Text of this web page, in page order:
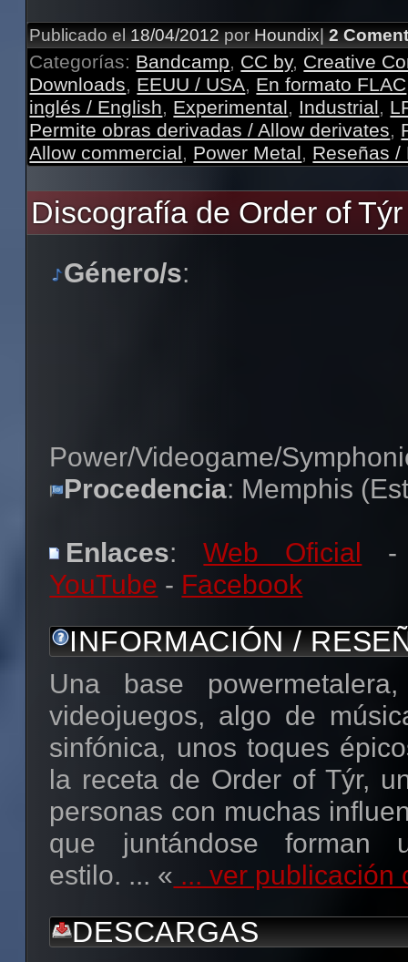
Publicado el 18/04/2012 por Houndix| 2
Categorías: Bandcamp, CC by, Creative
Downloads, EEUU / USA, En formato FLAC
inglés / English, Experimental, Industrial,
Permite obras derivadas / Allow derivates,
Allow commercial, Power Metal, Reseñas /
Discografía de Order of Týr
Género/s:
Power/Videogame/
Procedencia: Memphis
Enlaces:Web Oficial
YouTube - Facebook
INFORMACIÓN /
Una base
videojuegos, algo de
sinfónica, unos toques
la receta de Order of Týr,
personas con muchas
que juntándose forman
estilo. ... « ... ver
DESCARGAS